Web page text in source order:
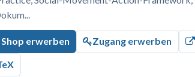
erwerben Zugang erwerben